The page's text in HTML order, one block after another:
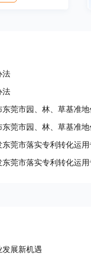
法
法
莞市落实专利转化运
莞市落实专利转化运
展新机遇